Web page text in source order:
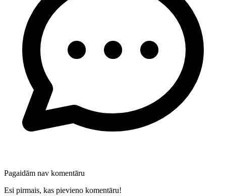
Pagaidām nav komentāru
Esi pirmais, kas pievieno komentāru!